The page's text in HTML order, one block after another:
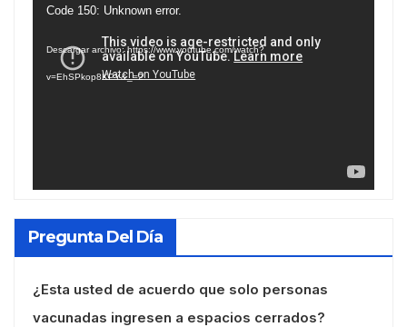
Reproductor
vídeo
Code 150: Unknown error.
Descargar archivo: https://www.youtube.com/watch?
v=EhSPkop8KPY&_=2
Pregunta Del Día
¿Esta usted de acuerdo que solo personas
vacunadas ingresen a espacios cerrados?